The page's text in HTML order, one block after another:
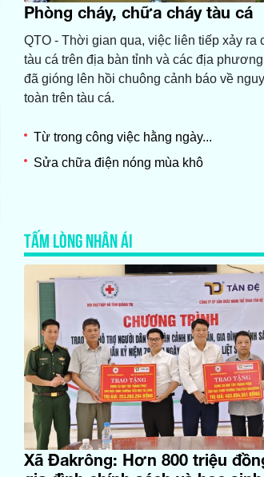
Phòng cháy, chữa cháy tàu cá
QTO - Thời gian qua, việc liên tiếp xảy ra
tàu cá trên địa bàn tỉnh và các địa
đã gióng lên hồi chuông cảnh báo về
toàn trên tàu cá.
Từ trong công việc hằng ngày...
Sửa chữa điện nóng mùa khô
TẤM LÒNG NHÂN ÁI
Xã Đakrông: Hơn 800 triệu